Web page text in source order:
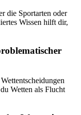
die Sportarten oder
Wissen hilft dir,
Wetten als Flucht